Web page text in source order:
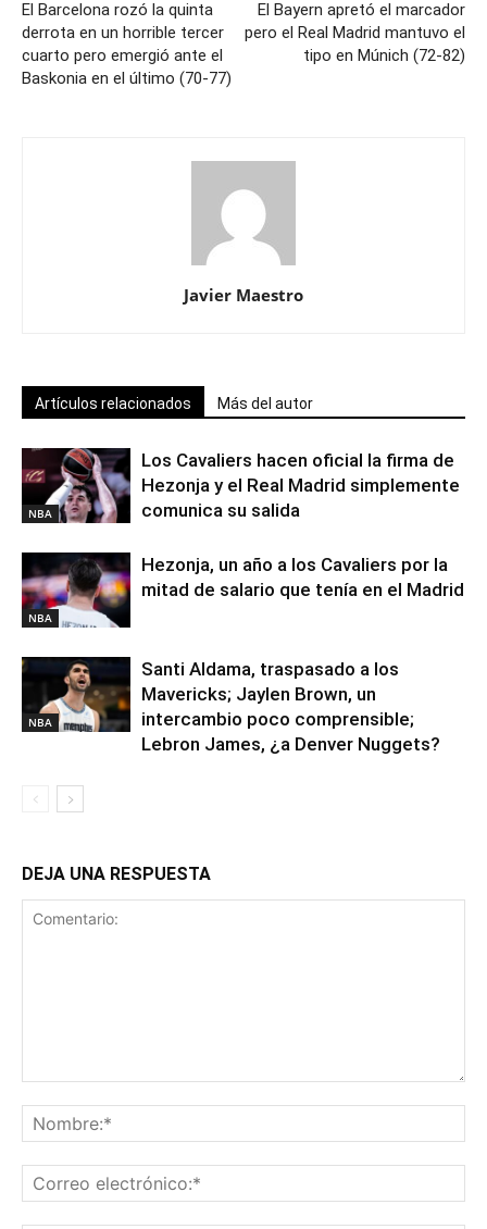
El Barcelona rozó la quinta
derrota en un horrible tercer
cuarto pero emergió ante el
Baskonia en el último (70-77)
El Bayern apretó el marcador
pero el Real Madrid mantuvo el
tipo en Múnich (72-82)
Javier Maestro
Artículos relacionados Más del autor
NBA
Los Cavaliers hacen oficial la firma de
Hezonja y el Real Madrid simplemente
comunica su salida
NBA
Hezonja, un año a los Cavaliers por la
mitad de salario que tenía en el Madrid
NBA
Santi Aldama, traspasado a los
Mavericks; Jaylen Brown, un
intercambio poco comprensible;
Lebron James, ¿a Denver Nuggets?
DEJA UNA RESPUESTA